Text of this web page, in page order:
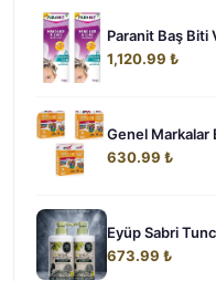
Paranit Baş Biti
1,120.99 ₺
Genel Markalar
630.99 ₺
Eyüp Sabri
673.99 ₺